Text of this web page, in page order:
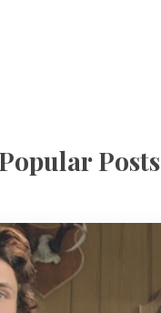
Popular Posts